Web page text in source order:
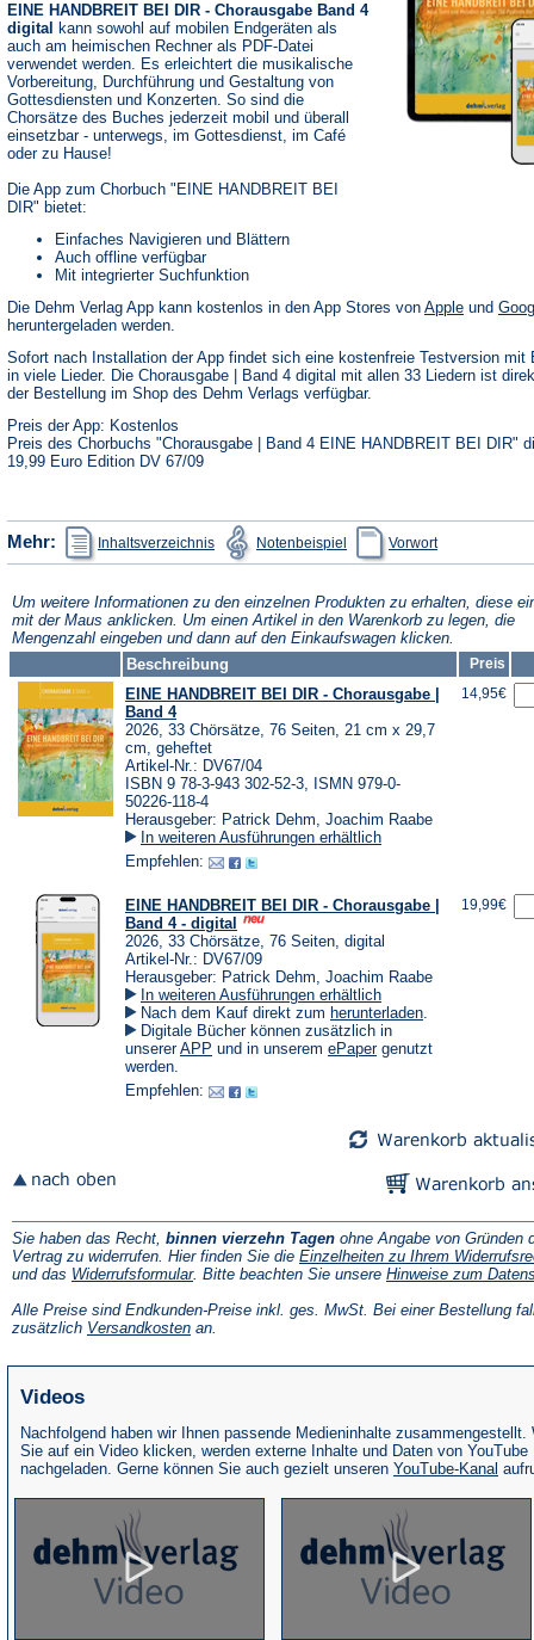
EINE HANDBREIT BEI DIR - Chorausgabe Band 4
digital kann sowohl auf mobilen Endgeräten als
auch am heimischen Rechner als PDF-Datei
verwendet werden. Es erleichtert die musikalische
Vorbereitung, Durchführung und Gestaltung von
Gottesdiensten und Konzerten. So sind die
Chorsätze des Buches jederzeit mobil und überall
einsetzbar - unterwegs, im Gottesdienst, im Café
oder zu Hause!
Die App zum Chorbuch "EINE HANDBREIT BEI
DIR" bietet:
Einfaches Navigieren und Blättern
Auch offline verfügbar
Mit integrierter Suchfunktion
Die Dehm Verlag App kann kostenlos in den App Stores von Apple(Öffnet
neuen
Tab)
und
heruntergeladen werden.
Sofort nach Installation der App findet sich eine kostenfreie Testversion mit
in viele Lieder. Die Chorausgabe | Band 4 digital mit allen 33 Liedern ist
der Bestellung im Shop des Dehm Verlags verfügbar.
Preis der App: Kostenlos
Preis des Chorbuchs "Chorausgabe | Band 4 EINE HANDBREIT BEI DIR"
19,99 Euro Edition DV 67/09
Mehr: Inhaltsverzeichnis
(Öffnet
in
einem
Tab)
Notenbeispiel
(Öffnet
in
einem
Tab)
Vorwortin
einem
Tab)
Um weitere Informationen zu den einzelnen Produkten zu erhalten, diese
mit der Maus anklicken. Um einen Artikel in den Warenkorb zu legen, die
Mengenzahl eingeben und dann auf den Einkaufswagen klicken.
Beschreibung
Preis
EINE HANDBREIT BEI DIR - Chorausgabe |
Band 4
2026, 33 Chörsätze, 76 Seiten, 21 cm x 29,7
cm, geheftet
Artikel-Nr.: DV67/04
ISBN 9 78-3-943 302-52-3, ISMN 979-0-
50226-118-4
Herausgeber: Patrick Dehm, Joachim Raabe
In weiteren Ausführungen erhältlich
Empfehlen:
14,95€
EINE HANDBREIT BEI DIR - Chorausgabe |
Band 4 - digital
2026, 33 Chörsätze, 76 Seiten, digital
Artikel-Nr.: DV67/09
Herausgeber: Patrick Dehm, Joachim Raabe
In weiteren Ausführungen erhältlich
Nach dem Kauf direkt zum herunterladen(Öffnet
einem
.
Digitale Bücher können zusätzlich in
unsererAPP (Öffnet
neuen
und in unserem ePaper(Öffnet
genutzt
werden.
Empfehlen:
19,99€
Sie haben das Recht, binnen vierzehn Tagen ohne Angabe von Gründen
Vertrag zu widerrufen. Hier finden Sie die Einzelheiten zu Ihrem
und das Widerrufsformular(Öffnet
einem
neuen
. Bitte beachten Sie unsere Hinweise zum
Alle Preise sind Endkunden-Preise inkl. ges. MwSt. Bei einer Bestellung
zusätzlich Versandkosten(Öffnet
an.
Videos
Nachfolgend haben wir Ihnen passende Medieninhalte zusammengestellt.
Sie auf ein Video klicken, werden externe Inhalte und Daten von YouTube
nachgeladen. Gerne können Sie auch gezielt unseren YouTube-Kanal